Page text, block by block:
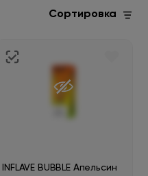
Сортировка
INFLAVE BUBBLE Апельсин